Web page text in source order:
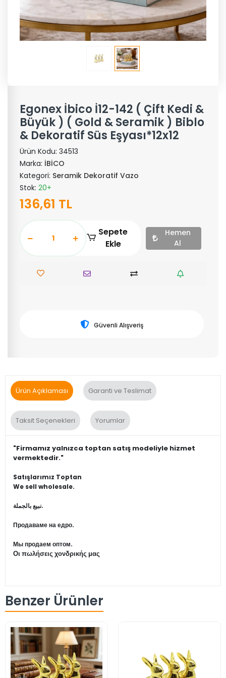
Egonex İbico İ12-142 ( Çift Kedi &
Büyük ) ( Gold & Seramik ) Biblo
& Dekoratif Süs Eşyası*12x12
Ürün Kodu: 34513
Marka: İBİCO
Kategori: Seramik Dekoratif Vazo
Stok: 20+
136,61 TL
Sepete
Ekle
Hemen
Al
Güvenli Alışveriş
Ürün Açıklaması Garanti ve Teslimat
Taksit Seçenekleri Yorumlar
"Firmamız yalnızca toptan satış modeliyle hizmet
vermektedir."
Satışlarımız Toptan
We sell wholesale.
نبيع بالجملة.
Продаваме на едро.
Мы продаем оптом.
Οι πωλήσεις χονδρικής μας
Benzer Ürünler